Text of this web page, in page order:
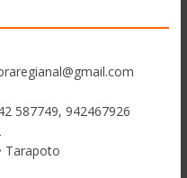
587749, 942467926
Tarapoto